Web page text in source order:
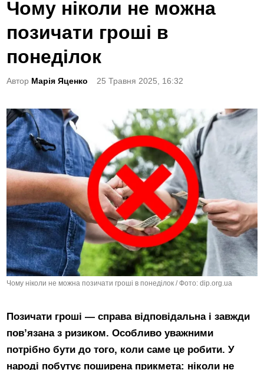
e
d
i
Чому ніколи не можна
позичати гроші в
понеділок
Автор Марія Яценко 25 Травня 2025, 16:32
Чому ніколи не можна позичати гроші в понеділок / Фото: dip.org.ua
Позичати гроші — справа відповідальна і завжди
пов’язана з ризиком. Особливо уважними
потрібно бути до того, коли саме це робити. У
народі побутує поширена прикмета: ніколи не